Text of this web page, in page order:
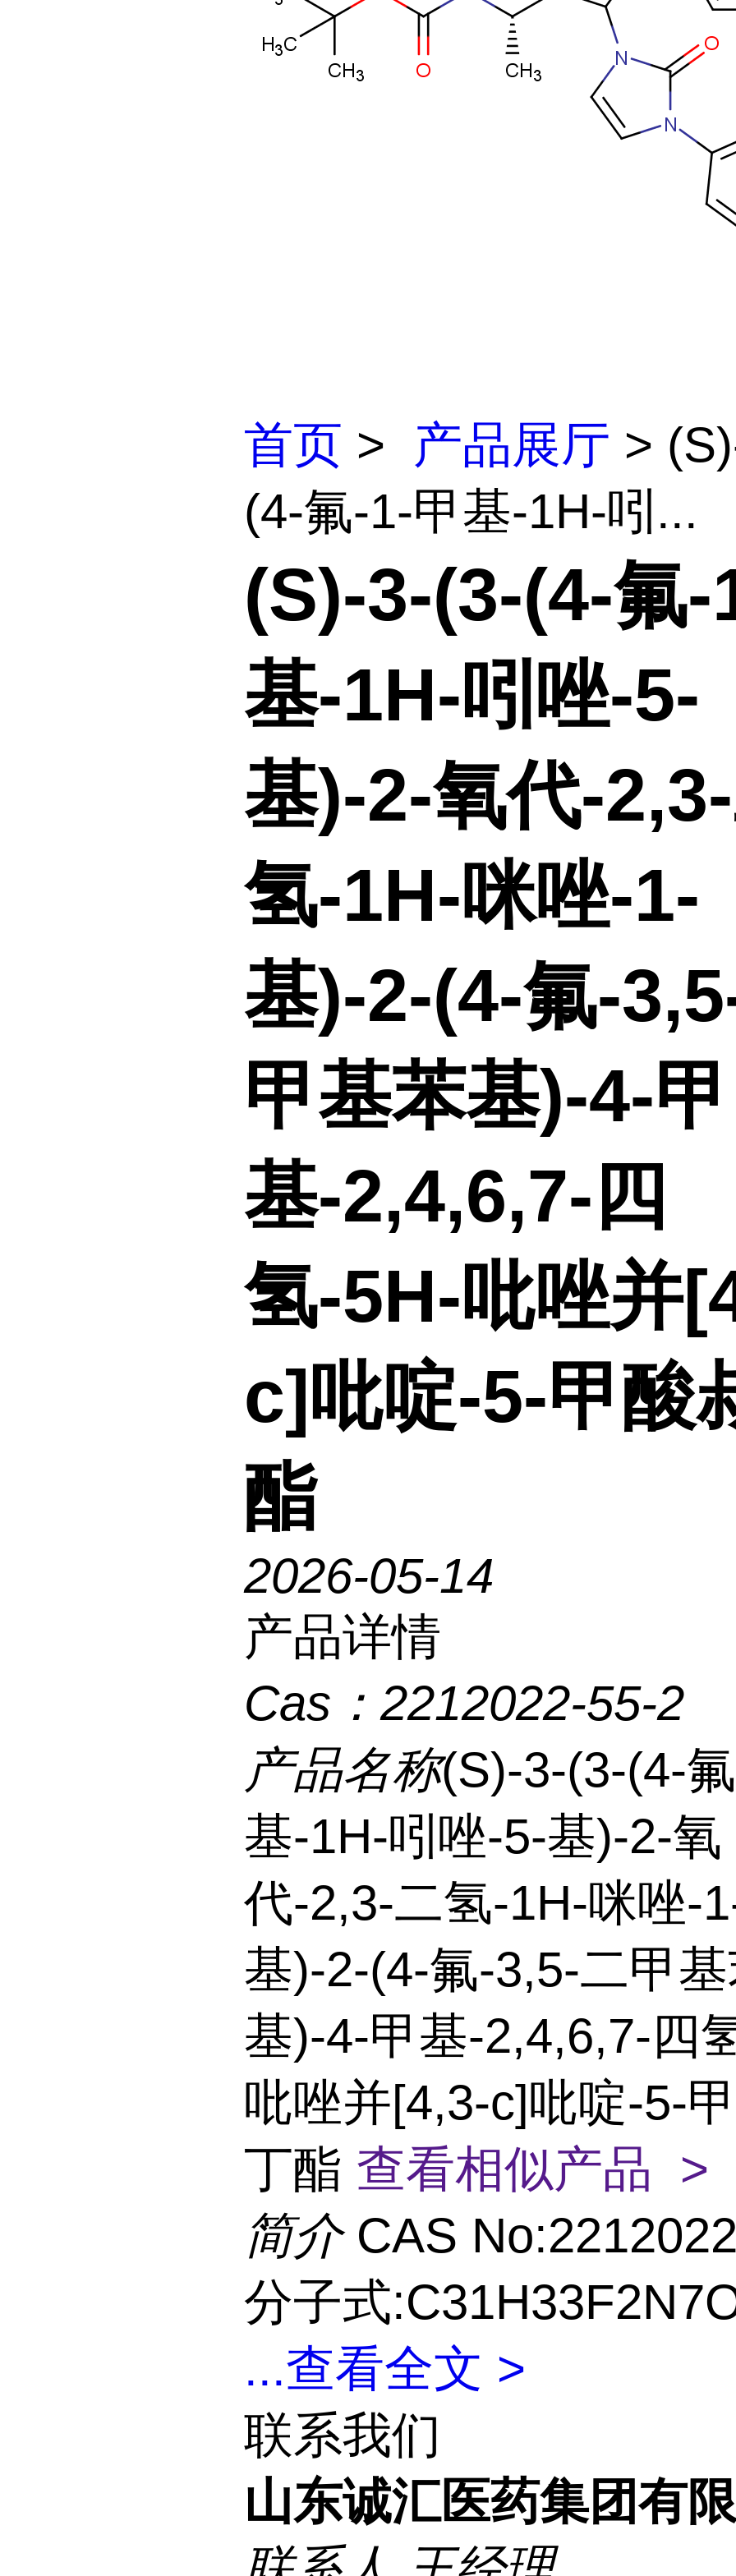
首页 > 产品展厅 >
(4-氟-1-甲基-1H-吲...
(S)-3-(3-(4-氟-
基-1H-吲唑-5-
基)-2-氧代-
氢-1H-咪唑-1-
基)-2-(4-氟-
甲基苯基)-4-甲
基-2,4,6,7-四
氢-5H-吡唑并
c]吡啶-5-甲酸
酯
2026-05-14
产品详情
Cas： 2212022-55-2
产品名称(S)-3-(3-(4-
基-1H-吲唑-5-基)-2-氧
代-2,3-二氢-1H-咪唑-
基)-2-(4-氟-3,5-二甲
基)-4-甲基-2,4,6,7-四
吡唑并[4,3-c]吡啶-5-
丁酯 查看相似产品 >
简介 CAS
分子式
...查看全文 >
联系我们
山东诚汇医药集团有